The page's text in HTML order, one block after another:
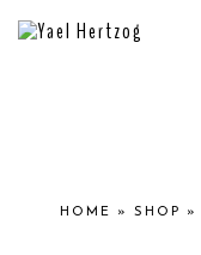
HOME » SHOP »